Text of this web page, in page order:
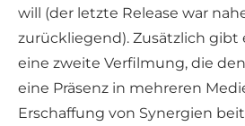
will (der letzte Release war
zurückliegend). Zusätzlich gibt
eine zweite Verfilmung, die
eine Präsenz in mehreren
Erschaffung von Synergien